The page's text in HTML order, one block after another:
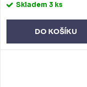
Skladem 3 ks
DO KOŠÍKU